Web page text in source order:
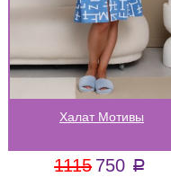
Халат Мотивы
1115 750 a